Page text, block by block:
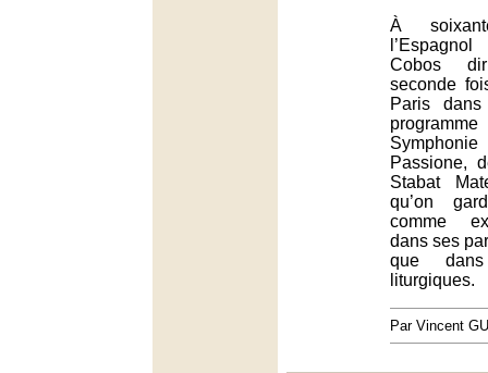
À
Cobos
seconde
Paris
Passione,
Stabat
qu’on
comme
dans ses
que
liturgiques.
Par Vincent